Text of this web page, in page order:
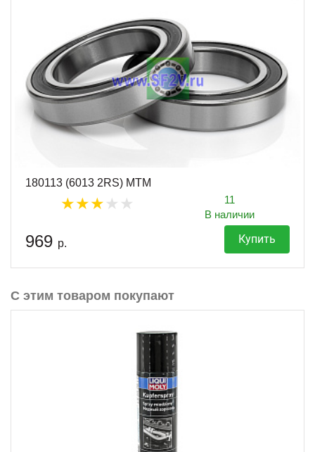
180113 (6013 2RS) MTM
11
В наличии
969 р. Купить
С этим товаром покупают